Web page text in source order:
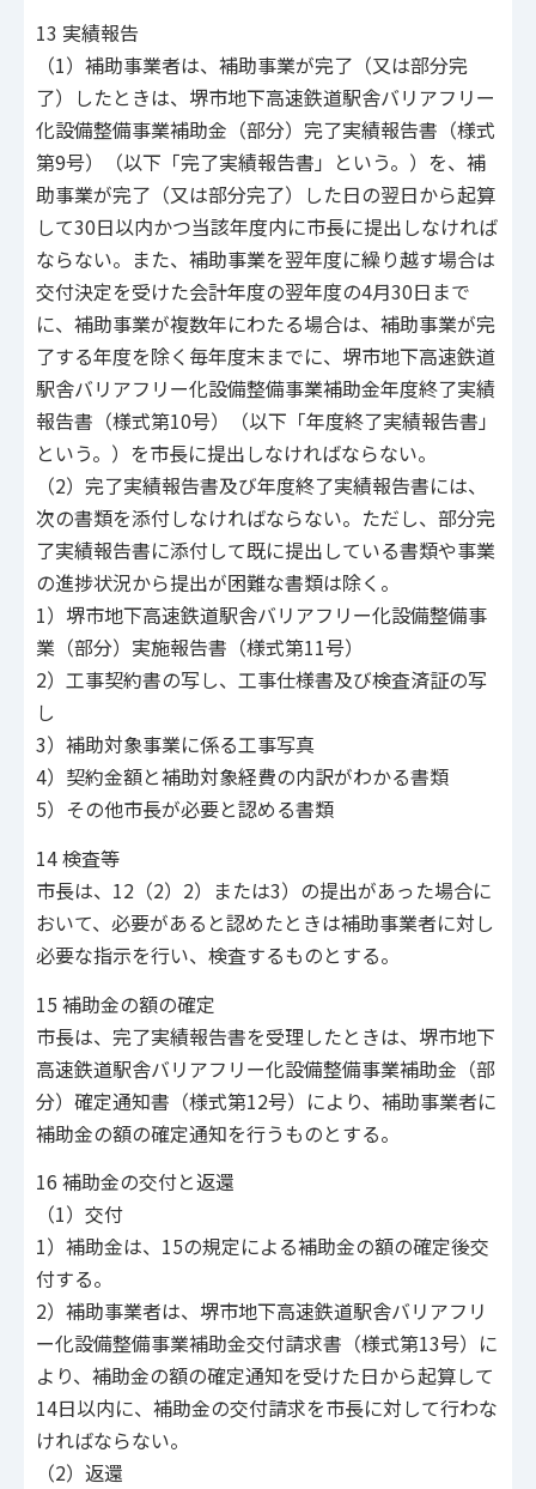
13 実績報告
（1）補助事業者は、補助事業が完了（又は部分完
了）したときは、堺市地下高速鉄道駅舎バリアフリー
化設備整備事業補助金（部分）完了実績報告書（様式
第9号）（以下「完了実績報告書」という。）を、補
助事業が完了（又は部分完了）した日の翌日から起算
して30日以内かつ当該年度内に市長に提出しなければ
ならない。また、補助事業を翌年度に繰り越す場合は
交付決定を受けた会計年度の翌年度の4月30日まで
に、補助事業が複数年にわたる場合は、補助事業が完
了する年度を除く毎年度末までに、堺市地下高速鉄道
駅舎バリアフリー化設備整備事業補助金年度終了実績
報告書（様式第10号）（以下「年度終了実績報告書」
という。）を市長に提出しなければならない。
（2）完了実績報告書及び年度終了実績報告書には、
次の書類を添付しなければならない。ただし、部分完
了実績報告書に添付して既に提出している書類や事業
の進捗状況から提出が困難な書類は除く。
1）堺市地下高速鉄道駅舎バリアフリー化設備整備事
業（部分）実施報告書（様式第11号）
2）工事契約書の写し、工事仕様書及び検査済証の写
し
3）補助対象事業に係る工事写真
4）契約金額と補助対象経費の内訳がわかる書類
5）その他市長が必要と認める書類
14 検査等
市長は、12（2）2）または3）の提出があった場合に
おいて、必要があると認めたときは補助事業者に対し
必要な指示を行い、検査するものとする。
15 補助金の額の確定
市長は、完了実績報告書を受理したときは、堺市地下
高速鉄道駅舎バリアフリー化設備整備事業補助金（部
分）確定通知書（様式第12号）により、補助事業者に
補助金の額の確定通知を行うものとする。
16 補助金の交付と返還
（1）交付
1）補助金は、15の規定による補助金の額の確定後交
付する。
2）補助事業者は、堺市地下高速鉄道駅舎バリアフリ
ー化設備整備事業補助金交付請求書（様式第13号）に
より、補助金の額の確定通知を受けた日から起算して
14日以内に、補助金の交付請求を市長に対して行わな
ければならない。
（2）返還